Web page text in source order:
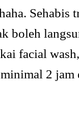
Sehabis
boleh
facial
2 jam